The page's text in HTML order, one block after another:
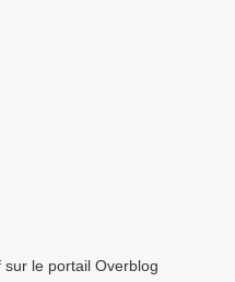
le portail Overblog